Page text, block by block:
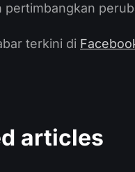
pertimbangkan
terkini di
articles